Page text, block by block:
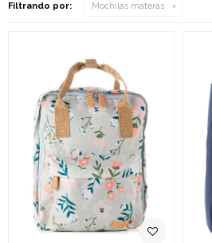
Filtrando por: Mochilas materas